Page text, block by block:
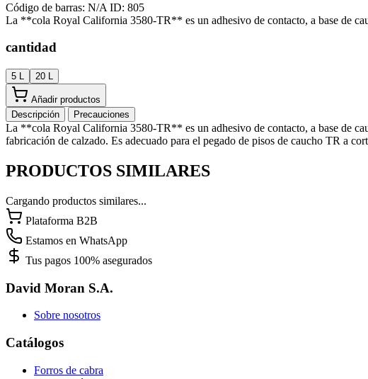
Código de barras: N/A ID: 805
La **cola Royal California 3580-TR** es un adhesivo de contacto, a base de
cantidad
5 L 20 L
Añadir productos
Descripción
Precauciones
La **cola Royal California 3580-TR** es un adhesivo de contacto, a base de
fabricación de calzado. Es adecuado para el pegado de pisos de caucho TR a
PRODUCTOS SIMILARES
Cargando productos similares...
Plataforma B2B
Estamos en WhatsApp
Tus pagos 100% asegurados
David Moran S.A.
Sobre nosotros
Catálogos
Forros de cabra